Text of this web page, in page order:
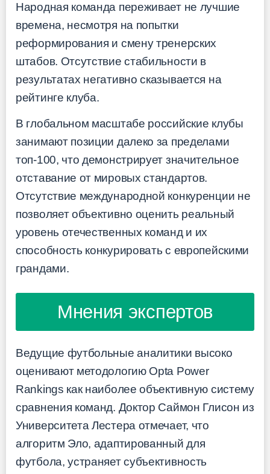
Народная команда переживает не лучшие
времена, несмотря на попытки
реформирования и смену тренерских
штабов. Отсутствие стабильности в
результатах негативно сказывается на
рейтинге клуба.
В глобальном масштабе российские клубы
занимают позиции далеко за пределами
топ-100, что демонстрирует значительное
отставание от мировых стандартов.
Отсутствие международной конкуренции не
позволяет объективно оценить реальный
уровень отечественных команд и их
способность конкурировать с европейскими
грандами.
Мнения экспертов
Ведущие футбольные аналитики высоко
оценивают методологию Opta Power
Rankings как наиболее объективную систему
сравнения команд. Доктор Саймон Глисон из
Университета Лестера отмечает, что
алгоритм Эло, адаптированный для
футбола, устраняет субъективность